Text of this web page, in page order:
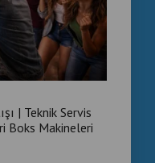
| Teknik Servis
Boks Makineleri